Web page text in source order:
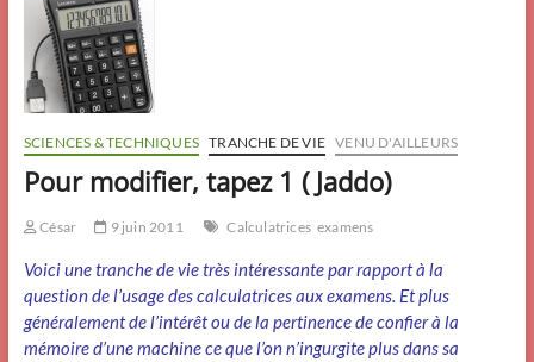
SCIENCES & TECHNIQUES TRANCHE DE VIE VENU D'AILLEURS
Pour modifier, tapez 1 ( Jaddo)
César 9 juin 2011 Calculatrices examens
Voici une tranche de vie très intéressante par rapport à la
question de l’usage des calculatrices aux examens. Et plus
généralement de l’intérêt ou de la pertinence de confier à la
mémoire d’une machine ce que l’on n’ingurgite plus dans sa